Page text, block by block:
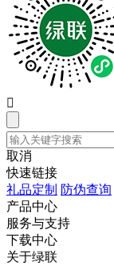

取消
快速链接
礼品定制 防伪查询
产品中心
服务与支持
下载中心
关于绿联